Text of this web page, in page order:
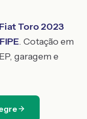
Fiat Toro 2023
. Cotação em
garagem e